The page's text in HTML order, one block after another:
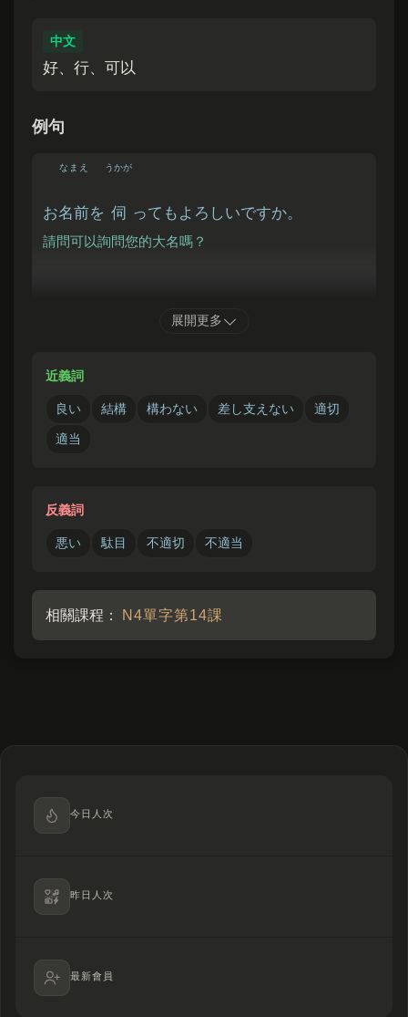
中文
好、行、可以
例句
お名前
なまえ
を 伺
うかが
ってもよろしいですか。
請問可以詢問您的大名嗎？
明天的會議從下午2點開始可以嗎？
展開更多
近義詞
良い 結構 構わない 差し支えない 適切
適当
反義詞
悪い 駄目 不適切 不適当
相關課程： N4單字第14課
今日人次
昨日人次
最新會員